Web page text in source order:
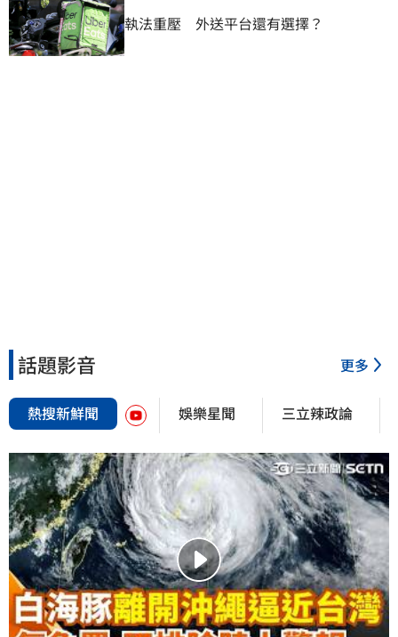
執法重壓　外送平台還有選擇？
話題影音 更多
熱搜新鮮聞 娛樂星聞 三立辣政論